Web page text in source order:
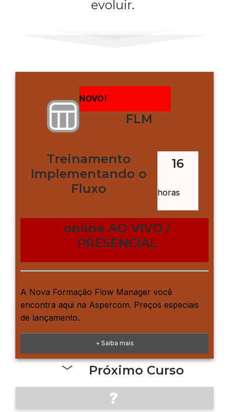
evoluir.
NOVO!
FLM
Treinamento
Implementando o
Fluxo
16
horas
online AO VIVO /
PRESENCIAL
A Nova Formação Flow Manager você
encontra aqui na Aspercom. Preços especiais
de lançamento.
+ Saiba mais
Próximo Curso
?